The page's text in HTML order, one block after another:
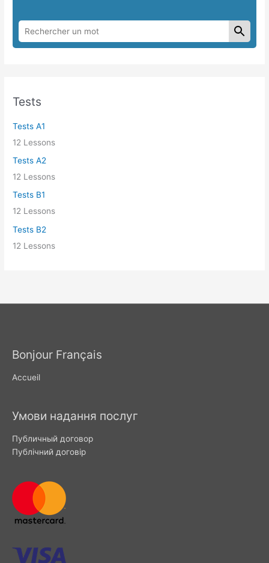
Tests
Tests А1
12 Lessons
Tests А2
12 Lessons
Tests B1
12 Lessons
Tests B2
12 Lessons
Bonjour Français
Accueil
Умови надання послуг
Публичный договор
Публічний договір